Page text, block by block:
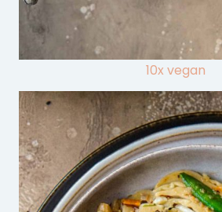
10x vegan